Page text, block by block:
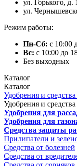
ул. Горького, д.
ул.
Режим работы:
Пн-Сб: с 10:00
Вс: с 10:00 до
Без выходных
Каталог
Каталог
Удобрения и
Удобрения и
Удобрения для
Удобрения для
Средства защиты
Прилипатели и
Средства от болезней
Средства от